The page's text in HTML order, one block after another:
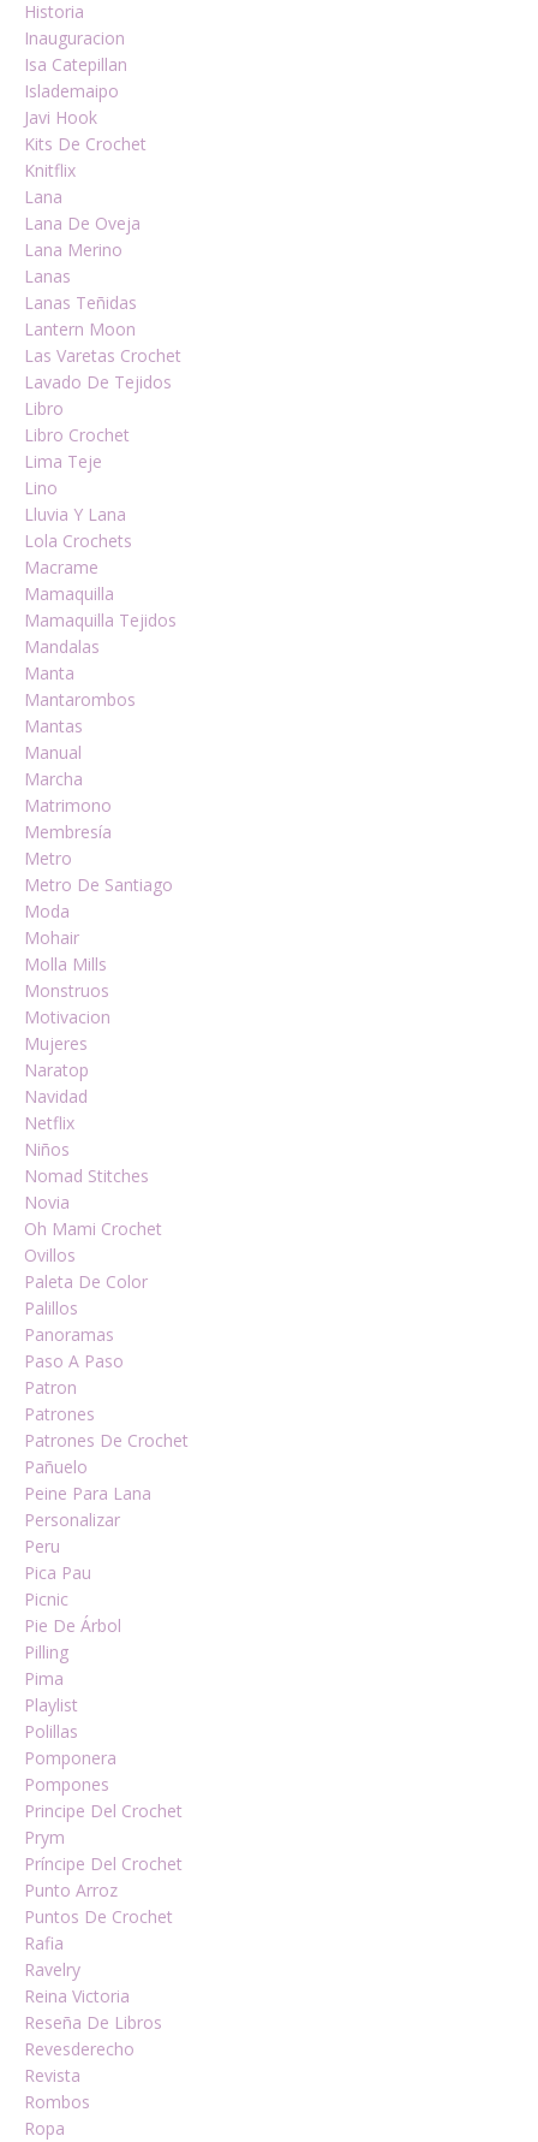
Historia
Inauguracion
Isa Catepillan
Islademaipo
Javi Hook
Kits De Crochet
Knitflix
Lana
Lana De Oveja
Lana Merino
Lanas
Lanas Teñidas
Lantern Moon
Las Varetas Crochet
Lavado De Tejidos
Libro
Libro Crochet
Lima Teje
Lino
Lluvia Y Lana
Lola Crochets
Macrame
Mamaquilla
Mamaquilla Tejidos
Mandalas
Manta
Mantarombos
Mantas
Manual
Marcha
Matrimono
Membresía
Metro
Metro De Santiago
Moda
Mohair
Molla Mills
Monstruos
Motivacion
Mujeres
Naratop
Navidad
Netflix
Niños
Nomad Stitches
Novia
Oh Mami Crochet
Ovillos
Paleta De Color
Palillos
Panoramas
Paso A Paso
Patron
Patrones
Patrones De Crochet
Pañuelo
Peine Para Lana
Personalizar
Peru
Pica Pau
Picnic
Pie De Árbol
Pilling
Pima
Playlist
Polillas
Pomponera
Pompones
Principe Del Crochet
Prym
Príncipe Del Crochet
Punto Arroz
Puntos De Crochet
Rafia
Ravelry
Reina Victoria
Reseña De Libros
Revesderecho
Revista
Rombos
Ropa